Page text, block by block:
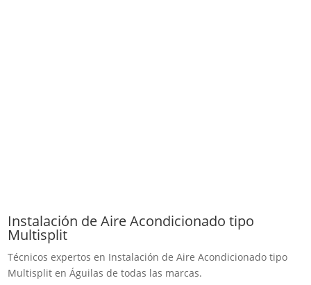
Instalación de Aire Acondicionado tipo
Multisplit
Técnicos expertos en Instalación de Aire Acondicionado tipo
Multisplit en Águilas de todas las marcas.